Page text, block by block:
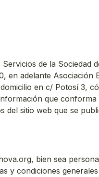
de la Sociedad
en adelante Asociación
en c/ Potosí 3,
que conforma
del sitio web que se
bien sea
y condiciones